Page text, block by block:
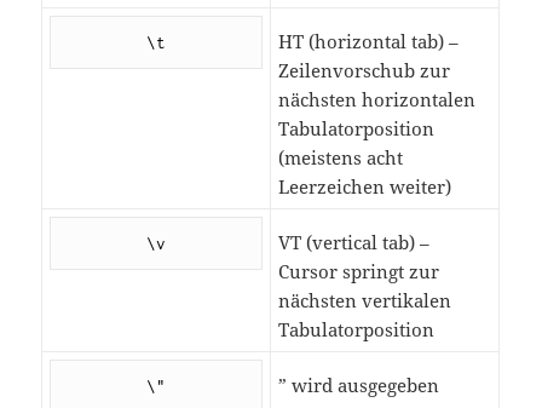
\t
HT (horizontal tab) –
Zeilenvorschub zur
nächsten horizontalen
Tabulatorposition
(meistens acht
Leerzeichen weiter)
\v
VT (vertical tab) –
Cursor springt zur
nächsten vertikalen
Tabulatorposition
\" ” wird ausgegeben